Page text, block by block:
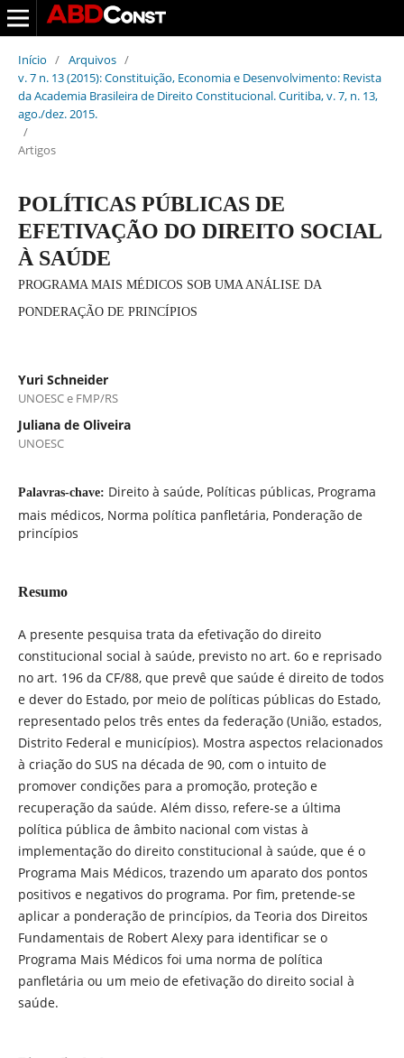
Início / Arquivos /
v. 7 n. 13 (2015): Constituição, Economia e Desenvolvimento: Revista
da Academia Brasileira de Direito Constitucional. Curitiba, v. 7, n. 13,
ago./dez. 2015.
/
Artigos
POLÍTICAS PÚBLICAS DE
EFETIVAÇÃO DO DIREITO SOCIAL
À SAÚDE
PROGRAMA MAIS MÉDICOS SOB UMA ANÁLISE DA
PONDERAÇÃO DE PRINCÍPIOS
Yuri Schneider
UNOESC e FMP/RS
Juliana de Oliveira
UNOESC
Palavras-chave: Direito à saúde, Políticas públicas, Programa
mais médicos, Norma política panfletária, Ponderação de
princípios
Resumo
A presente pesquisa trata da efetivação do direito
constitucional social à saúde, previsto no art. 6o e reprisado
no art. 196 da CF/88, que prevê que saúde é direito de todos
e dever do Estado, por meio de políticas públicas do Estado,
representado pelos três entes da federação (União, estados,
Distrito Federal e municípios). Mostra aspectos relacionados
à criação do SUS na década de 90, com o intuito de
promover condições para a promoção, proteção e
recuperação da saúde. Além disso, refere-se a última
política pública de âmbito nacional com vistas à
implementação do direito constitucional à saúde, que é o
Programa Mais Médicos, trazendo um aparato dos pontos
positivos e negativos do programa. Por fim, pretende-se
aplicar a ponderação de princípios, da Teoria dos Direitos
Fundamentais de Robert Alexy para identificar se o
Programa Mais Médicos foi uma norma de política
panfletária ou um meio de efetivação do direito social à
saúde.